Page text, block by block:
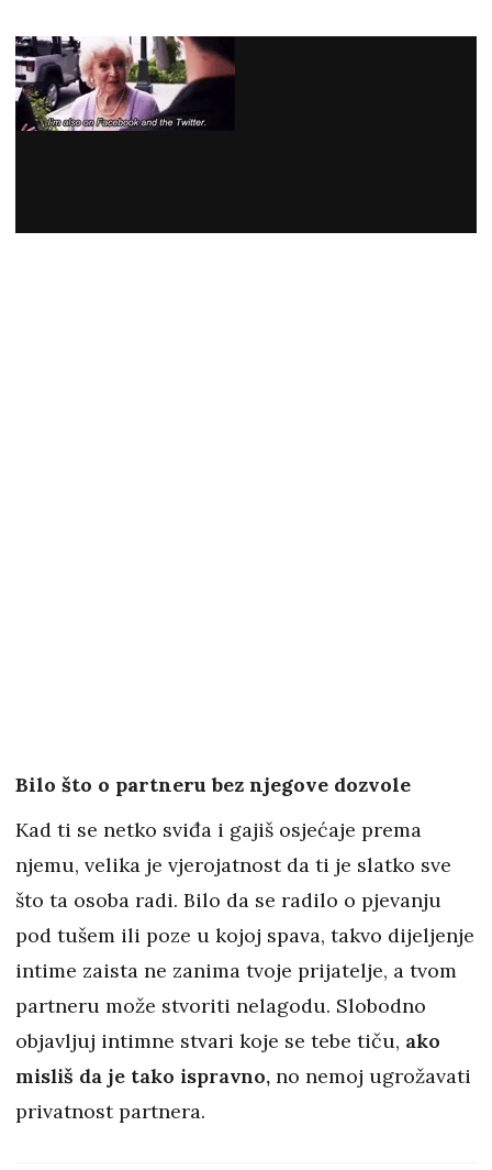
Bilo što o partneru bez njegove dozvole
Kad ti se netko sviđa i gajiš osjećaje prema
njemu, velika je vjerojatnost da ti je slatko sve
što ta osoba radi. Bilo da se radilo o pjevanju
pod tušem ili poze u kojoj spava, takvo dijeljenje
intime zaista ne zanima tvoje prijatelje, a tvom
partneru može stvoriti nelagodu. Slobodno
objavljuj intimne stvari koje se tebe tiču, ako
misliš da je tako ispravno, no nemoj ugrožavati
privatnost partnera.